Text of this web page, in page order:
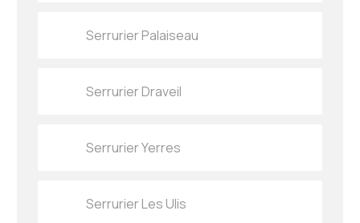
Serrurier Palaiseau
Serrurier Draveil
Serrurier Yerres
Serrurier Les Ulis